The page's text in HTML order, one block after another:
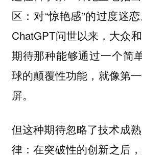
区：对“惊艳感”的过度迷
ChatGPT问世以来，大众
期待那种能够通过一个简
球的颠覆性功能，就像第
屏。
但这种期待忽略了技术成
律：在突破性的创新之后